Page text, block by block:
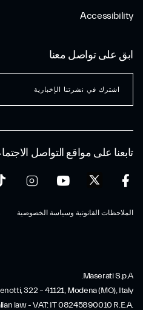
Accessibility
تابعنا على مواقع التواصل
الملاحظات القانونية وسياسة الخصوصية
ابق على تواصل معنا
اشترك في نشرتنا الإخبارية
Maserati S.p.A.
322 – 41121, Modena (MO), Italy
law - VAT: IT 08245890010 R.E.A.